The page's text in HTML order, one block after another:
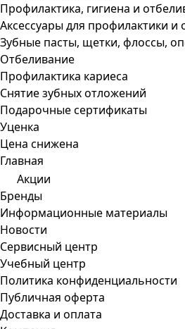
Профилактика, гигиена и
Аксессуары для профилактики и
Зубные пасты, щетки, флоссы,
Отбеливание
Профилактика кариеса
Снятие зубных отложений
Подарочные сертификаты
Уценка
Цена снижена
Главная
Акции
Бренды
Информационные материалы
Новости
Сервисный центр
Учебный центр
Политика конфиденциальности
Публичная оферта
Доставка и оплата